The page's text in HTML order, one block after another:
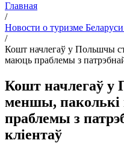
Главная
/
Новости о туризме
/
Кошт начлегаў у Польшчы
маюць праблемы з
Кошт начлегаў у
меншы, паколькі
праблемы з
кліентаў